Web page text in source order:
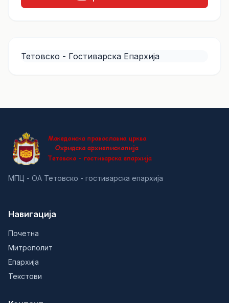
Тетовско - Гостиварска Епархија
МПЦ - ОА Тетовско - гостиварска епархија
Навигација
Почетна
Митрополит
Епархија
Текстови